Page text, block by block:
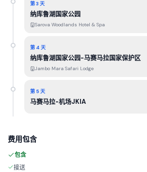
第 3 天
纳库鲁湖国家公园
Sarova Woodlands Hotel & Spa
第 4 天
纳库鲁湖国家公园-马赛马拉国家保护区
Jambo Mara Safari Lodge
第 5 天
马赛马拉-机场JKIA
费用包含
包含
接送